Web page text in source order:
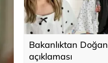
Bakanlıktan
açıklaması